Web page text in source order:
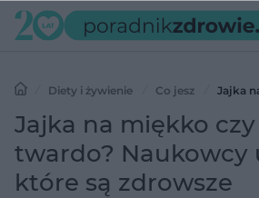
Diety i żywienie Co jesz
Jajka
Naukowcy ustalili, które są zdrowsze
Jajka na miękko czy
twardo? Naukowcy
które są zdrowsze